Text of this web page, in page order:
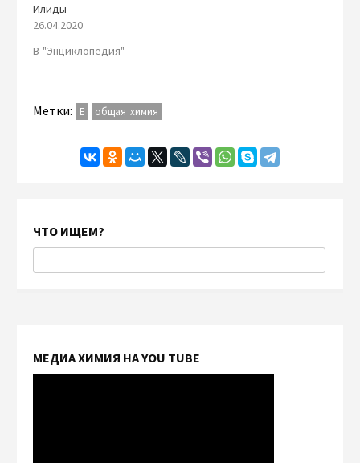
Илиды
26.04.2020
В "Энциклопедия"
Метки: Е общая химия
ЧТО ИЩЕМ?
МЕДИА ХИМИЯ НА YOU TUBE